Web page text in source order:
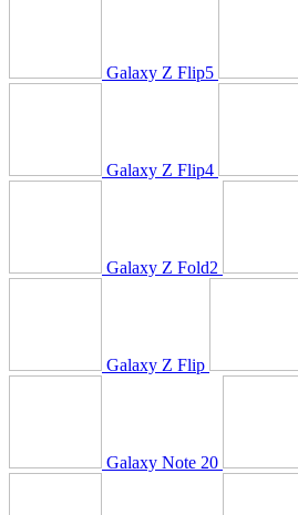
Galaxy Z Flip5
Galaxy Z Flip4
Galaxy Z Fold2
Galaxy Z Flip
Galaxy Note 20